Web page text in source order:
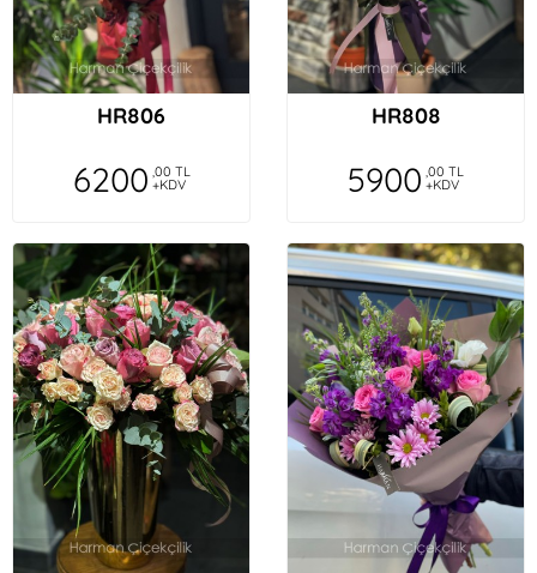
HR806
6200 ,00 TL
+KDV
HR808
5900 ,00 TL
+KDV